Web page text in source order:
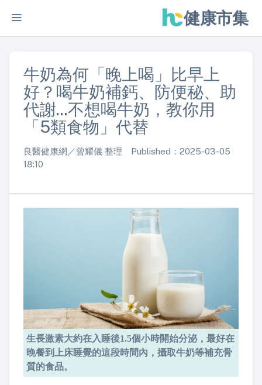
健康市集
牛奶為何「晚上喝」比早上
好？喝牛奶補鈣、防便秘、助
代謝...不想喝牛奶，教你用
「5類食物」代替
良醫健康網／曾耀儀 整理 Published：2025-03-05
18:10
生長激素大約在入睡後1.5個小時開始分泌，最好在
晚餐到上床睡覺的這段時間內，攝取牛奶等補充骨
質的食品。